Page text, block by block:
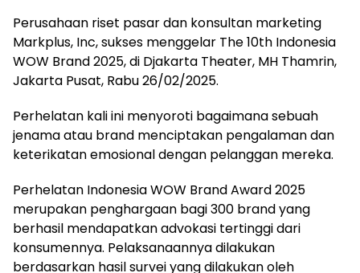
Perusahaan riset pasar dan konsultan marketing
Markplus, Inc, sukses menggelar The 10th Indonesia
WOW Brand 2025, di Djakarta Theater, MH Thamrin,
Jakarta Pusat, Rabu 26/02/2025.
Perhelatan kali ini menyoroti bagaimana sebuah
jenama atau brand menciptakan pengalaman dan
keterikatan emosional dengan pelanggan mereka.
Perhelatan Indonesia WOW Brand Award 2025
merupakan penghargaan bagi 300 brand yang
berhasil mendapatkan advokasi tertinggi dari
konsumennya. Pelaksanaannya dilakukan
berdasarkan hasil survei yang dilakukan oleh